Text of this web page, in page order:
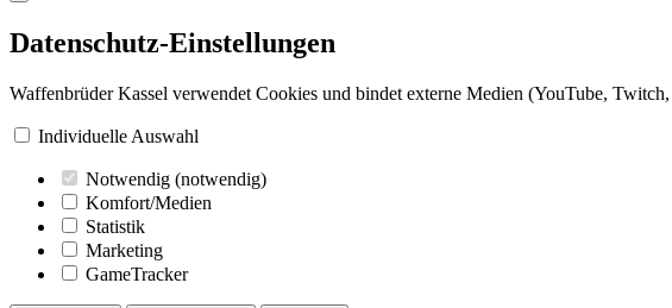
Datenschutz-Einstellungen
Waffenbrüder Kassel verwendet Cookies und bindet externe Medien (YouTube,
Individuelle Auswahl
Notwendig (notwendig)
Komfort/Medien
Statistik
Marketing
GameTracker